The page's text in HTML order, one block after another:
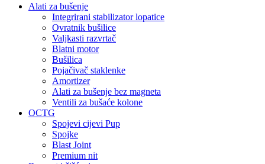
Alati za bušenje
Integrirani stabilizator lopatice
Ovratnik bušilice
Valjkasti razvrtač
Blatni motor
Bušilica
Pojačivač staklenke
Amortizer
Alati za bušenje bez magneta
Ventili za bušaće kolone
OCTG
Spojevi cijevi Pup
Spojke
Blast Joint
Premium nit